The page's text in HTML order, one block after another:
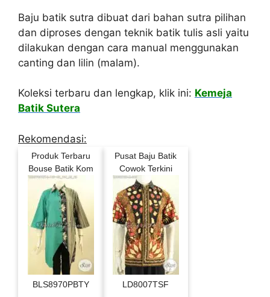
Baju batik sutra dibuat dari bahan sutra pilihan
dan diproses dengan teknik batik tulis asli yaitu
dilakukan dengan cara manual menggunakan
canting dan lilin (malam).
Koleksi terbaru dan lengkap, klik ini: Kemeja
Batik Sutera
Rekomendasi:
Produk Terbaru
Bouse Batik Kom
BLS8970PBTY
Pusat Baju Batik
Cowok Terkini
LD8007TSF